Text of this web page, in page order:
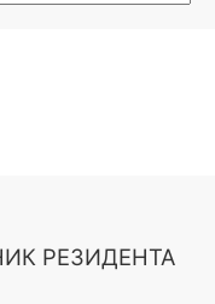
РЕЗИДЕНТА